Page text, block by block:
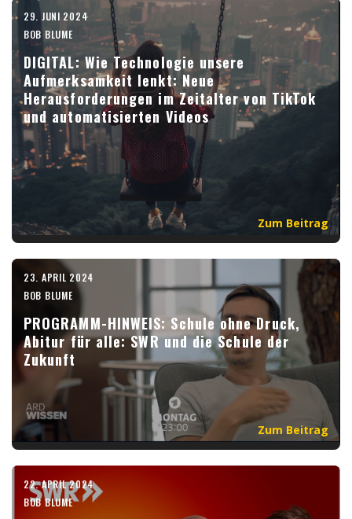
29. JUNI 2024
BOB BLUME
DIGITAL: Wie Technologie unsere
Aufmerksamkeit lenkt: Neue
Herausforderungen im Zeitalter von TikTok
und automatisierten Videos
Zum Beitrag
23. APRIL 2024
BOB BLUME
PROGRAMM-HINWEIS: Schule ohne Druck,
Abitur für alle: SWR und die Schule der
Zukunft
Zum Beitrag
22. APRIL 2024
BOB BLUME